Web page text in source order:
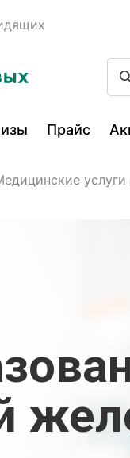
Прайс